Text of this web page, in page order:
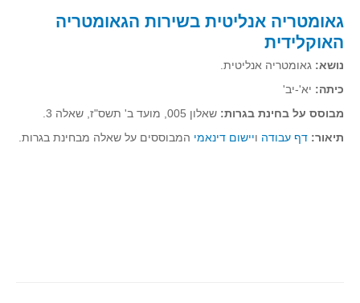
תרבומטיקה
ספרים ומספרים
גאומטריה אנליטית בשירות הגאומטריה
האוקלידית
נושא: גאומטריה אנליטית.
כיתה: יא'-יב'
מבוסס על בחינת בגרות: שאלון 005, מועד ב' תשס"ז, שאלה 3.
תיאור: דף עבודה ויישום דינאמי המבוססים על שאלה מבחינת בגרות.